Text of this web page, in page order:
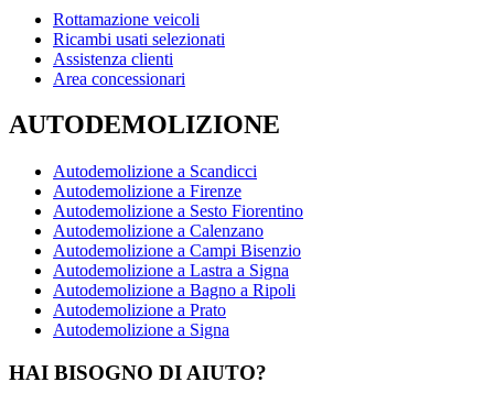
Rottamazione veicoli
Ricambi usati selezionati
Assistenza clienti
Area concessionari
AUTODEMOLIZIONE
Autodemolizione a Scandicci
Autodemolizione a Firenze
Autodemolizione a Sesto Fiorentino
Autodemolizione a Calenzano
Autodemolizione a Campi Bisenzio
Autodemolizione a Lastra a Signa
Autodemolizione a Bagno a Ripoli
Autodemolizione a Prato
Autodemolizione a Signa
HAI BISOGNO DI AIUTO?